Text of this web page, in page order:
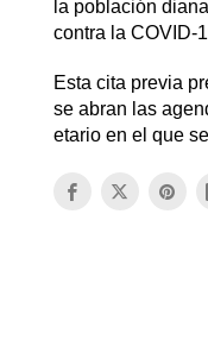
la población
contra la COVID-
Esta cita previa
se abran las
etario en el que